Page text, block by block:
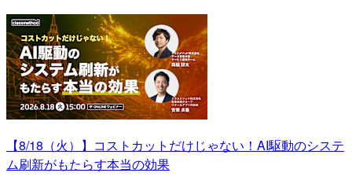
【8/18（火）】コストカットだけじゃない！AI駆動のシステ
ム刷新がもたらす本当の効果